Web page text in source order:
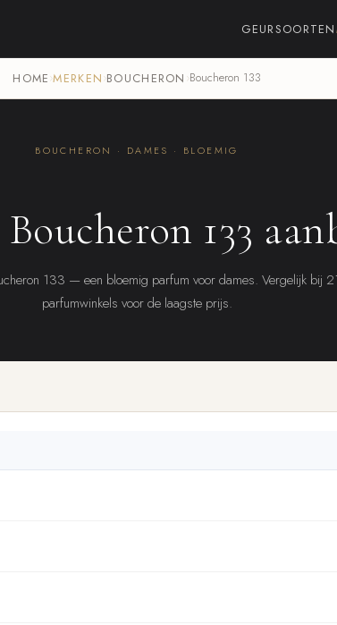
GEURSOORTEN
HOME›MERKEN›BOUCHERON ›Boucheron 133
BOUCHERON · DAMES · BLOEMIG
133
133 — een bloemig parfum voor dames. Vergelijk bij
parfumwinkels voor de laagste prijs.